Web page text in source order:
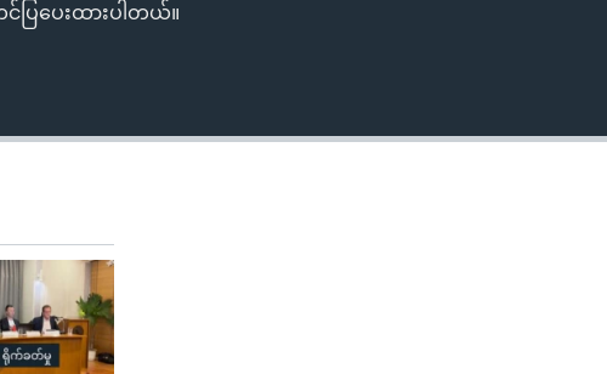
ြပေးထားပါတယ်။